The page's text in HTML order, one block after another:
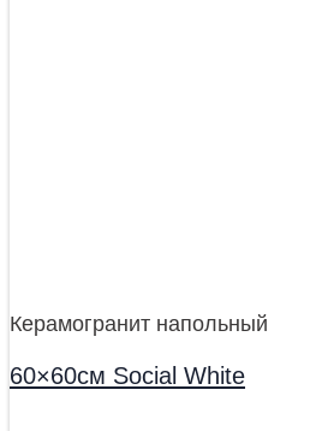
Керамогранит напольный
60×60см Social White